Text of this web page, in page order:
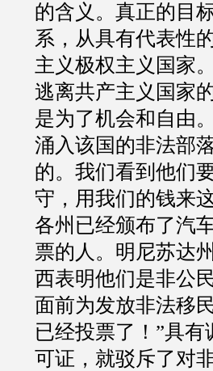
的含义。真正的目
系，从具有代表性
主义极权主义国家。
逃离共产主义国家
是为了机会和自由
涌入该国的非法部
的。我们看到他们
守，用我们的钱来
各州已经颁布了汽
票的人。明尼苏达
西表明他们是非公
面前为发放非法移
已经投票了！ ”具有
可证，就驳斥了对